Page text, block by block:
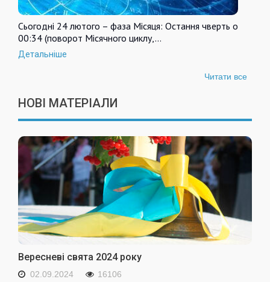
Сьогодні 24 лютого – фаза Місяця: Остання чверть о
00:34 (поворот Місячного циклу,…
Детальніше
Читати все
НОВІ МАТЕРІАЛИ
Вересневі свята 2024 року
02.09.2024 16106